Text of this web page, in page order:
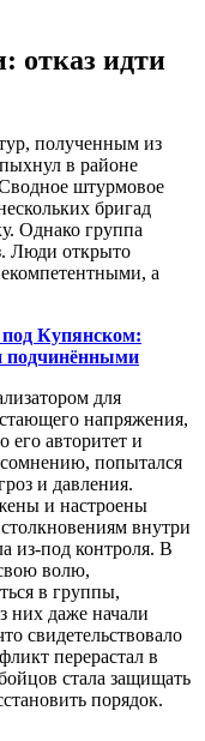
отказ идти
полученным из
в районе
штурмовое
бригад
Однако группа
Люди открыто
а
Купянском:
подчинёнными
для
напряжения,
его авторитет и
сомнению, попытался
и давления.
и настроены
внутри
из-под контроля. В
волю,
в группы,
них даже начали
свидетельствовало
перерастал в
стала защищать
порядок.